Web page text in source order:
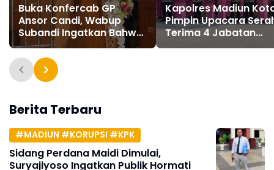
Buka Konfercab GP
Ansor Candi, Wabup
Subandi Ingatkan Bahwa
Pemuda Calon Pemimpin
Bangsa
Kapolres Madiun
Pimpin Upacara
Terima 4 Jabatan
Penting
Berita Terbaru
#MADIUN #KORUPSI #KPK
Sidang Perdana Maidi Dimulai,
Suryajiyoso Ingatkan Publik Hormati